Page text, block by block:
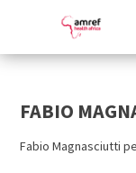
FABIO
Fabio Magnasciutti